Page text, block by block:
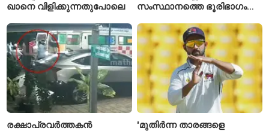
ഖാനെ വിളിക്കുന്നതുപോലെ
സംസ്ഥാനത്തെ ഭൂരിഭാഗം
എസ്‌ഐമാർക്ക്
രക്ഷാപ്രവർത്തകൻ
'മുതിർന്ന താരങ്ങളെ